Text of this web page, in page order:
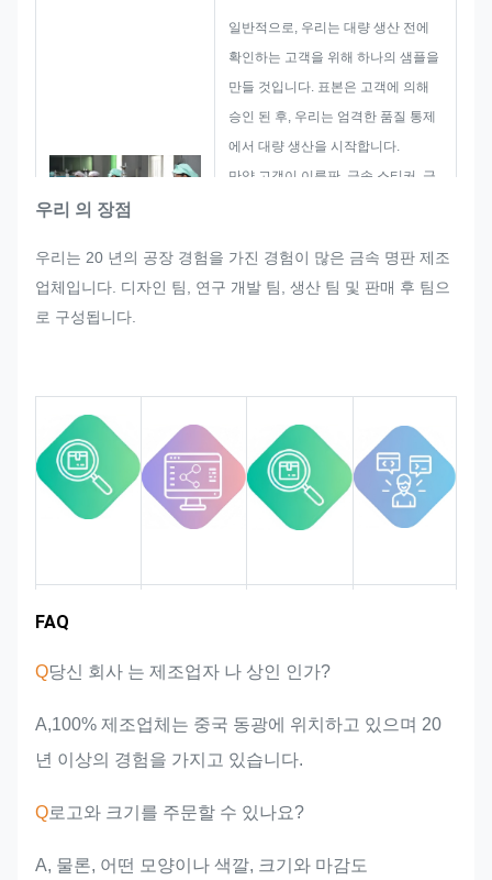
일반적으로, 우리는 대량 생산 전에
확인하는 고객을 위해 하나의 샘플을
만들 것입니다. 표본은 고객에 의해
승인 된 후, 우리는 엄격한 품질 통제
에서 대량 생산을 시작합니다.
만약 고객이 이름판, 금속 스티커, 금
는 그것을 수정 할 수 있다면 만족시
키기 위해 최선을 다할 것입니다.
우리 의 장점
우리는 20 년의 공장 경험을 가진 경험이 많은 금속 명판 제조
업체입니다. 디자인 팀, 연구 개발 팀, 생산 팀 및 판매 후 팀으
로 구성됩니다.
산업 경험
FAQ
Q당신 회사 는 제조업자 나 상인 인가?
A,100% 제조업체는 중국 동광에 위치하고 있으며 20
년 이상의 경험을 가지고 있습니다.
Q로고와 크기를 주문할 수 있나요?
A, 물론, 어떤 모양이나 색깔, 크기와 마감도